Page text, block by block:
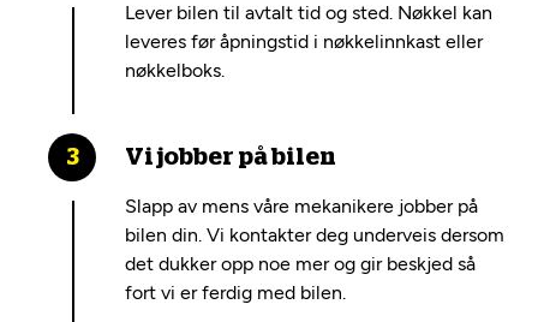
Lever bilen til avtalt tid og sted. Nøkkel kan
leveres før åpningstid i nøkkelinnkast eller
nøkkelboks.
Vi jobber på bilen
Slapp av mens våre mekanikere jobber på
bilen din. Vi kontakter deg underveis dersom
det dukker opp noe mer og gir beskjed så
fort vi er ferdig med bilen.